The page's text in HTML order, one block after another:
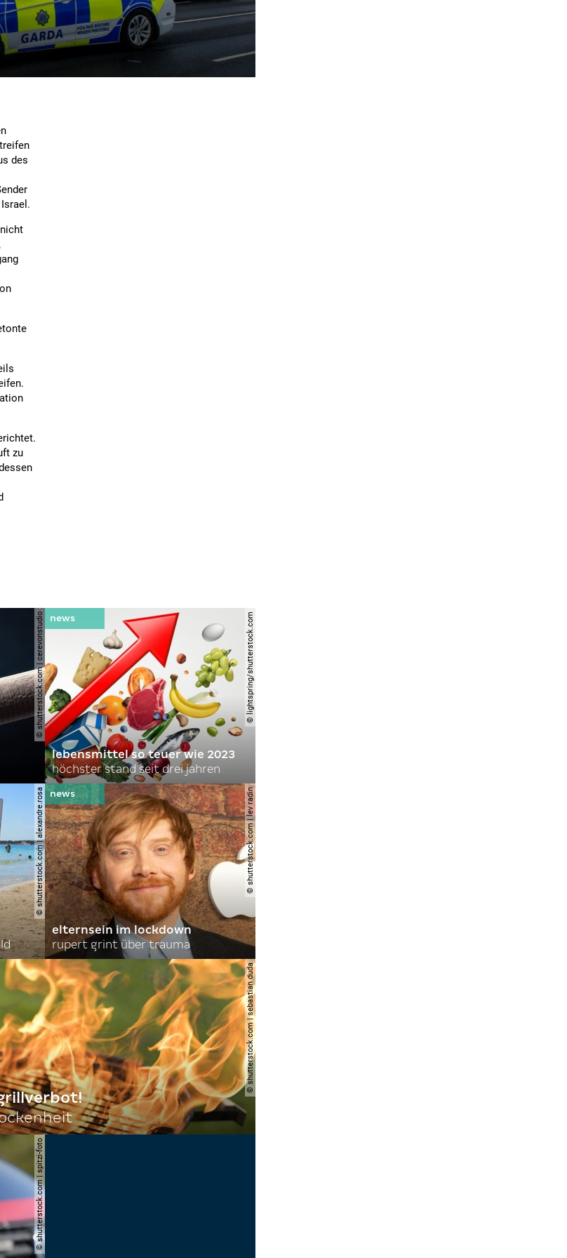
des
zu
© shutterstock.com | cerevonstudio © lightspring/shutterstock.com
lebensmittel so teuer wie 2023
höchster stand seit drei jahren
© shutterstock.com | alexandre.rosa © shutterstock.com | lev radin
elternsein im lockdown
rupert grint über trauma
© shutterstock.com | sebastian duda
© shutterstock.com | spitzi-foto